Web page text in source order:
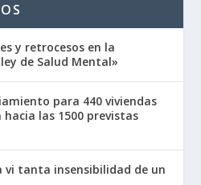
y retrocesos en la
de Salud Mental»
para 440 viviendas
las 1500 previstas
vi tanta insensibilidad de un